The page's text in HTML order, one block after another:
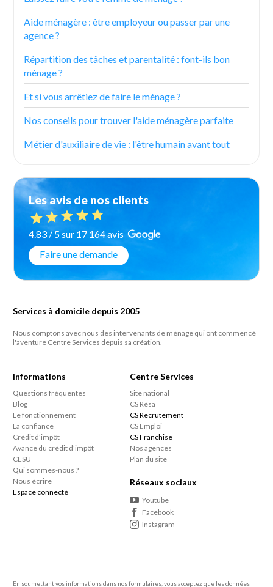
Aide ménagère : être employeur ou passer par une
agence ?
Répartition des tâches et parentalité : font-ils bon
ménage ?
Et si vous arrêtiez de faire le ménage ?
Nos conseils pour trouver l'aide ménagère parfaite
Métier d'auxiliaire de vie : l'être humain avant tout
Les avis de nos clients
4.83 / 5 sur 17 164 avis
Faire une demande
Services à domicile depuis 2005
Nous comptons avec nous des intervenants de ménage qui ont commencé
l'aventure Centre Services depuis sa création.
Informations
Questions fréquentes
Blog
Le fonctionnement
La confiance
Crédit d'impôt
Avance du crédit d'impôt
CESU
Qui sommes-nous ?
Nous écrire
Espace connecté
Centre Services
Site national
CS Résa
CS Recrutement
CS Emploi
CS Franchise
Nos agences
Plan du site
Réseaux sociaux
Youtube
Facebook
Instagram
En soumettant vos informations dans nos formulaires, vous acceptez que les données